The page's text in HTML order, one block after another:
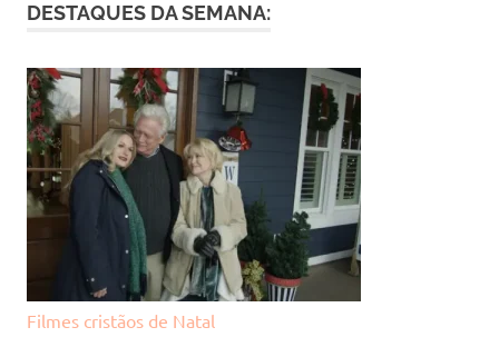
DESTAQUES DA SEMANA:
Filmes cristãos de Natal